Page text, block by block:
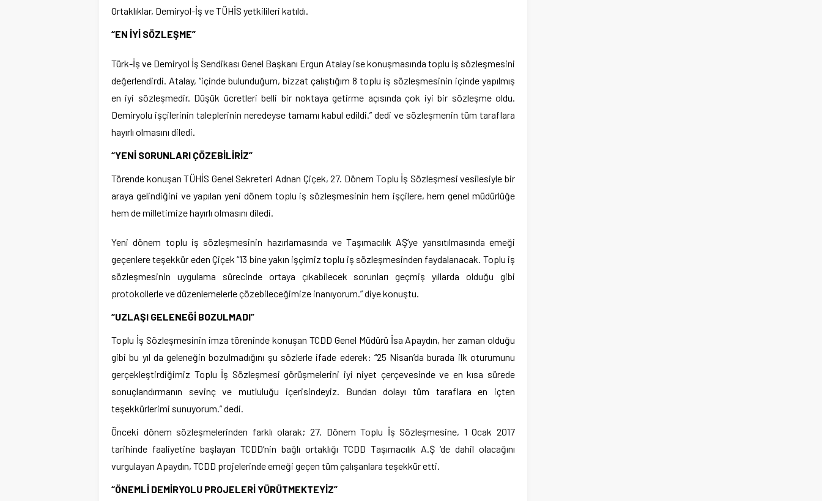
Ortaklıklar, Demiryol-İş ve TÜHİS yetkilileri katıldı.
“EN İYİ SÖZLEŞME”
Türk-İş ve Demiryol İş Sendikası Genel Başkanı Ergun Atalay ise konuşmasında toplu iş sözleşmesini
değerlendirdi. Atalay, “içinde bulunduğum, bizzat çalıştığım 8 toplu iş sözleşmesinin içinde yapılmış
en iyi sözleşmedir. Düşük ücretleri belli bir noktaya getirme açısında çok iyi bir sözleşme oldu.
Demiryolu işçilerinin taleplerinin neredeyse tamamı kabul edildi.” dedi ve sözleşmenin tüm taraflara
hayırlı olmasını diledi.
“YENİ SORUNLARI ÇÖZEBİLİRİZ”
Törende konuşan TÜHİS Genel Sekreteri Adnan Çiçek, 27. Dönem Toplu İş Sözleşmesi vesilesiyle bir
araya gelindiğini ve yapılan yeni dönem toplu iş sözleşmesinin hem işçilere, hem genel müdürlüğe
hem de milletimize hayırlı olmasını diledi.
Yeni dönem toplu iş sözleşmesinin hazırlamasında ve Taşımacılık AŞ’ye yansıtılmasında emeği
geçenlere teşekkür eden Çiçek “13 bine yakın işçimiz toplu iş sözleşmesinden faydalanacak. Toplu iş
sözleşmesinin uygulama sürecinde ortaya çıkabilecek sorunları geçmiş yıllarda olduğu gibi
protokollerle ve düzenlemelerle çözebileceğimize inanıyorum.” diye konuştu.
“UZLAŞI GELENEĞİ BOZULMADI”
Toplu İş Sözleşmesinin imza töreninde konuşan TCDD Genel Müdürü İsa Apaydın, her zaman olduğu
gibi bu yıl da geleneğin bozulmadığını şu sözlerle ifade ederek: “25 Nisan’da burada ilk oturumunu
gerçekleştirdiğimiz Toplu İş Sözleşmesi görüşmelerini iyi niyet çerçevesinde ve en kısa sürede
sonuçlandırmanın sevinç ve mutluluğu içerisindeyiz. Bundan dolayı tüm taraflara en içten
teşekkürlerimi sunuyorum.” dedi.
Önceki dönem sözleşmelerinden farklı olarak; 27. Dönem Toplu İş Sözleşmesine, 1 Ocak 2017
tarihinde faaliyetine başlayan TCDD’nin bağlı ortaklığı TCDD Taşımacılık A.Ş ‘de dahil olacağını
vurgulayan Apaydın, TCDD projelerinde emeği geçen tüm çalışanlara teşekkür etti.
“ÖNEMLİ DEMİRYOLU PROJELERİ YÜRÜTMEKTEYİZ”